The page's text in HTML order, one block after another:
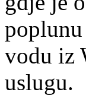
vodu iz
uslugu.